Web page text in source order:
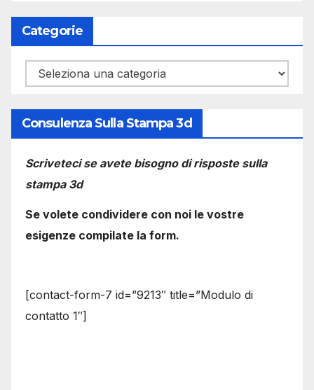
Categorie
Categorie
Consulenza Sulla Stampa 3d
Scriveteci se avete bisogno di risposte sulla
stampa 3d
Se volete condividere con noi le vostre
esigenze compilate la form.
[contact-form-7 id=”9213″ title=”Modulo di
contatto 1″]